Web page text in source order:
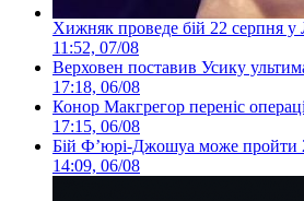
Хижняк проведе бій 22 серпня у
11:52, 07/08
Верховен поставив Усику
17:18, 06/08
Конор Макгрегор переніс
17:15, 06/08
Бій Ф’юрі-Джошуа може пройти
14:09, 06/08